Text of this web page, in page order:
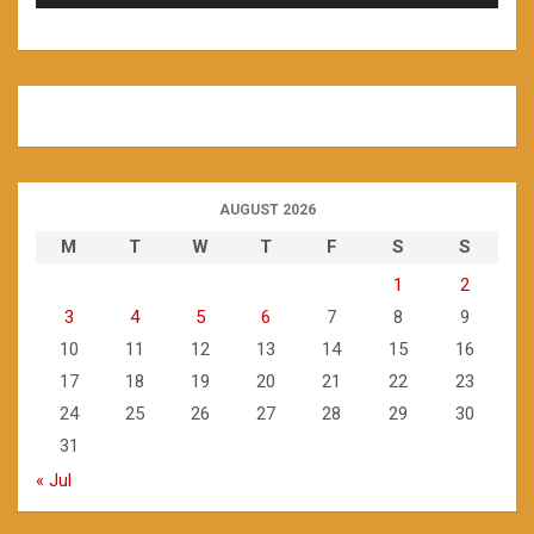
AUGUST 2026
M T W T F S
S
1
2
3
4 5 6 7 8
9
10
11 12 13 14 15
16
17
18 19 20 21 22
23
24
25 26 27 28 29
30
31
« Jul